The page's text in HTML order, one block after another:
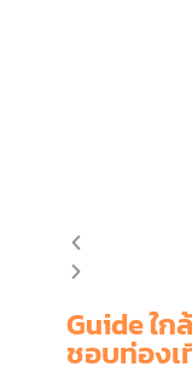
Guide ใ
ชอบท่อง